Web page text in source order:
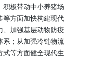
积极带动中小养猪场
等方面加快构建现代
、加强基层动物防疫
系；从加强冷链物流
式等方面健全现代生